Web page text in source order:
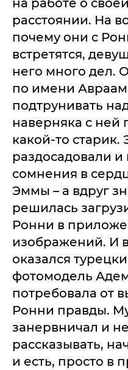
на работе о
расстоянии. На
почему они с
встретятся,
него много дел.
по имени Авраам
подтрунивать
наверняка с ней
какой-то старик.
раздосадовали
сомнения в
Эммы – а вдруг
решилась
Ронни в
изображений. И
оказался
фотомодель
потребовала от
Ронни правды.
занервничал и
рассказывать,
и есть, просто в